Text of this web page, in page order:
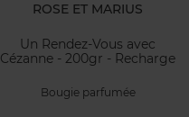
ROSE ET MARIUS
Un Rendez-Vous avec
Cézanne - 200gr - Recharge
Bougie parfumée